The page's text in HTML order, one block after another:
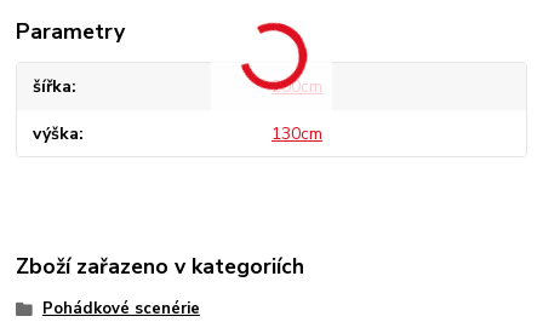
Parametry
šířka 200cm
výška 130cm
Zboží zařazeno v kategoriích
Pohádkové scenérie